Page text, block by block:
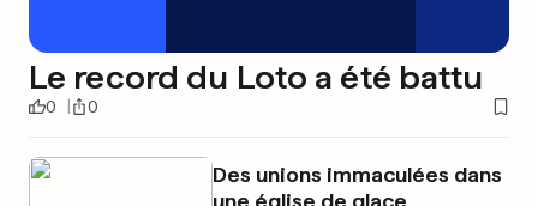
Le record du Loto a été battu
0 0
Des unions immaculées dans
une église de glace